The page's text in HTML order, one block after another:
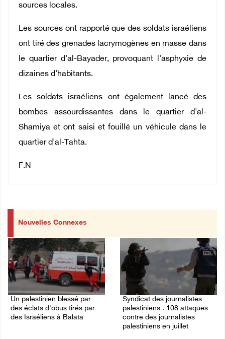
sources locales.
Les sources ont rapporté que des soldats israéliens
ont tiré des grenades lacrymogènes en masse dans
le quartier d'al-Bayader, provoquant l'asphyxie de
dizaines d'habitants.
Les soldats israéliens ont également lancé des
bombes assourdissantes dans le quartier d'al-
Shamiya et ont saisi et fouillé un véhicule dans le
quartier d'al-Tahta.
F.N
Nouvelles Connexes
Un palestinien blessé par
des éclats d'obus tirés par
des Israéliens à Balata
Syndicat des journalistes
palestiniens : 108 attaques
contre des journalistes
palestiniens en juillet